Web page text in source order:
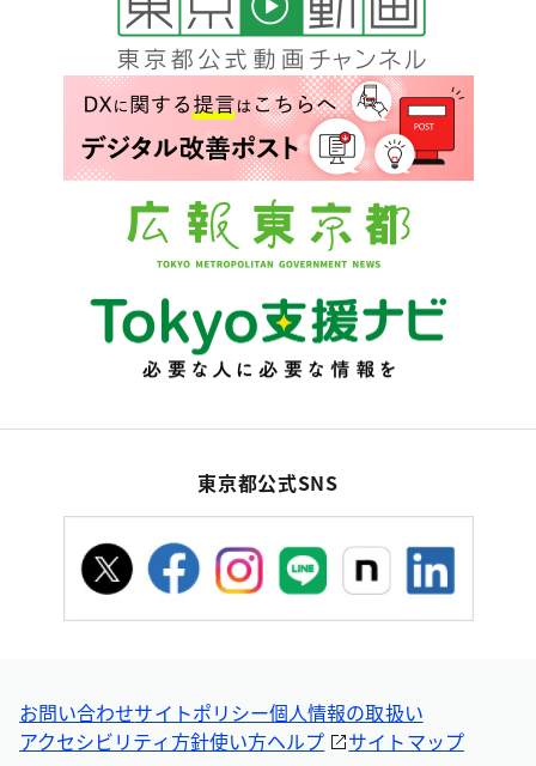
東京都公式SNS
お問い合わせサイトポリシー個人情報の取扱い
アクセシビリティ方針使い方ヘルプ サイトマップ